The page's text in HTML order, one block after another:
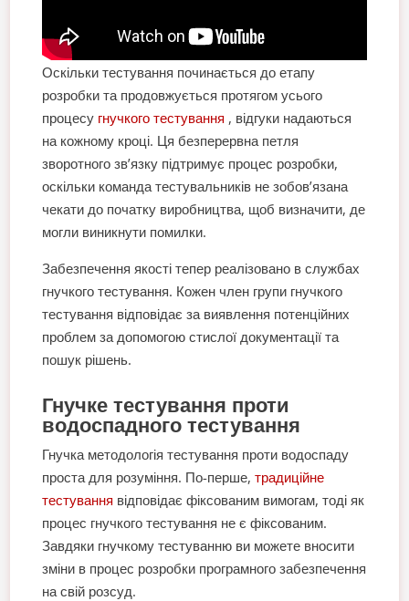
Оскільки тестування починається до етапу
розробки та продовжується протягом усього
процесу гнучкого тестування , відгуки надаються
на кожному кроці. Ця безперервна петля
зворотного зв’язку підтримує процес розробки,
оскільки команда тестувальників не зобов’язана
чекати до початку виробництва, щоб визначити, де
могли виникнути помилки.
Забезпечення якості тепер реалізовано в службах
гнучкого тестування. Кожен член групи гнучкого
тестування відповідає за виявлення потенційних
проблем за допомогою стислої документації та
пошук рішень.
Гнучке тестування проти
водоспадного тестування
Гнучка методологія тестування проти водоспаду
проста для розуміння. По-перше,традиційне
тестування відповідає фіксованим вимогам, тоді як
процес гнучкого тестування не є фіксованим.
Завдяки гнучкому тестуванню ви можете вносити
зміни в процес розробки програмного забезпечення
на свій розсуд.